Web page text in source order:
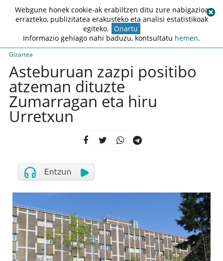
Gizartea
Asteburuan zazpi positibo
atzeman dituzte
Zumarragan eta hiru
Urretxun
Webgune honek cookie-ak erabiltzen ditu zure nabigazioa
errazteko, publizitatea erakusteko eta analisi estatistikoak
egiteko. Onartu
Informazio gehiago nahi baduzu, kontsultatu hemen.